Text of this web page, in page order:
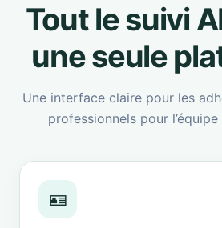
Tout le suivi
une seule
Une interface claire pour les
professionnels pour
🪪